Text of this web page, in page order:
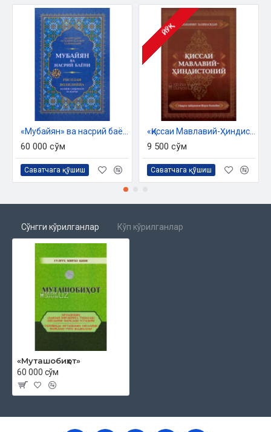
60 000 сўм
Саватчага қўшиш
ЙЎҚ
9 500 сўм
Саватчага қўшиш
Сўнгги кўрилганлар Кўп кўрилганлар
«Муташобиҳот»
60 000 сўм